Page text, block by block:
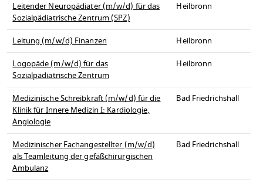
Leitender Neuropädiater (m/w/d) für das
Sozialpädiatrische Zentrum (SPZ)
Heilbronn
Leitung (m/w/d) Finanzen
Heilbronn
Logopäde (m/w/d) für das
Sozialpädiatrische Zentrum
Heilbronn
Medizinische Schreibkraft (m/w/d) für die
Klinik für Innere Medizin I: Kardiologie,
Angiologie
Bad Friedrichshall
Medizinischer Fachangestellter (m/w/d)
als Teamleitung der gefäßchirurgischen
Ambulanz
Bad Friedrichshall